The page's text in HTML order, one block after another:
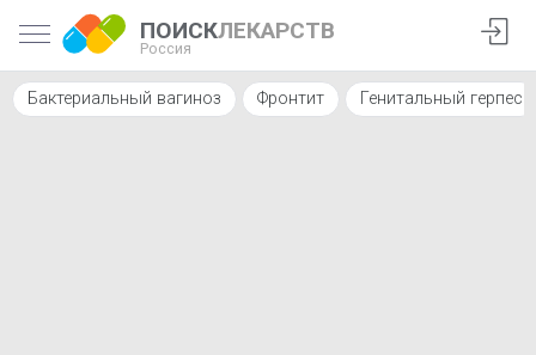
ПОИСКЛЕКАРСТВ
Россия
Бактериальный вагиноз Фронтит Генитальный герпес